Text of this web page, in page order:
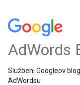
AdWords
Službeni Googleov
AdWordsu